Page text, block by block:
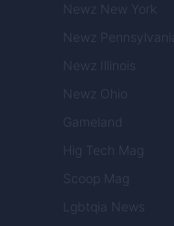
Newz New York
Newz Pennsylvania
Newz Illinois
Newz Ohio
Gameland
Hig Tech Mag
Scoop Mag
Lgbtqia News